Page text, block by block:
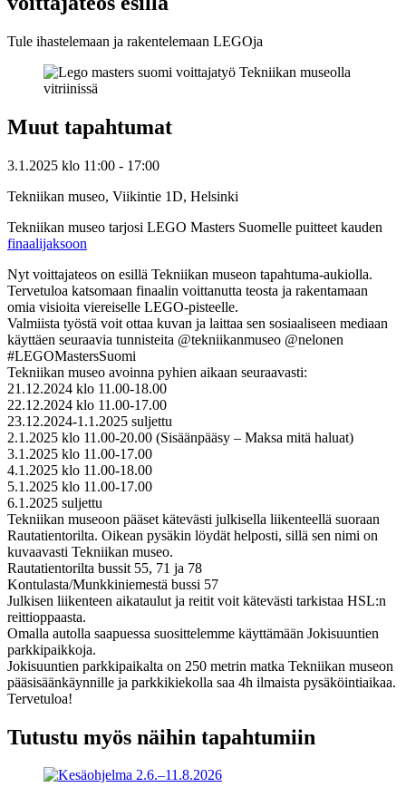
Tule ihastelemaan ja rakentelemaan LEGOja
Muut tapahtumat
3.1.2025 klo 11:00 - 17:00
Tekniikan museo, Viikintie 1D, Helsinki
Tekniikan museo tarjosi LEGO Masters Suomelle puitteet kauden
finaalijaksoon
Nyt voittajateos on esillä Tekniikan museon tapahtuma-aukiolla.
Tervetuloa katsomaan finaalin voittanutta teosta ja rakentamaan
omia visioita viereiselle LEGO-pisteelle.
Valmiista työstä voit ottaa kuvan ja laittaa sen sosiaaliseen mediaan
käyttäen seuraavia tunnisteita @tekniikanmuseo @nelonen
#LEGOMastersSuomi
Tekniikan museo avoinna pyhien aikaan seuraavasti:
21.12.2024 klo 11.00-18.00
22.12.2024 klo 11.00-17.00
23.12.2024-1.1.2025 suljettu
2.1.2025 klo 11.00-20.00 (Sisäänpääsy – Maksa mitä haluat)
3.1.2025 klo 11.00-17.00
4.1.2025 klo 11.00-18.00
5.1.2025 klo 11.00-17.00
6.1.2025 suljettu
Tekniikan museoon pääset kätevästi julkisella liikenteellä suoraan
Rautatientorilta. Oikean pysäkin löydät helposti, sillä sen nimi on
kuvaavasti Tekniikan museo.
Rautatientorilta bussit 55, 71 ja 78
Kontulasta/Munkkiniemestä bussi 57
Julkisen liikenteen aikataulut ja reitit voit kätevästi tarkistaa HSL:n
reittioppaasta.
Omalla autolla saapuessa suosittelemme käyttämään Jokisuuntien
parkkipaikkoja.
Jokisuuntien parkkipaikalta on 250 metrin matka Tekniikan museon
pääsisäänkäynnille ja parkkikiekolla saa 4h ilmaista pysäköintiaikaa.
Tervetuloa!
Tutustu myös näihin tapahtumiin